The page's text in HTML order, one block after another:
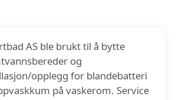
AS ble brukt til å bytte
og
opplegg for blandebatteri
på vaskerom. Service